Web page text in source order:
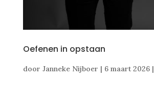
Oefenen in opstaan
door Janneke Nijboer | 6 maart 2026|